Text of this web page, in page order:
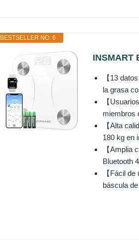
BESTSELLER NO. 6
INSMART
【13
la grasa
【
miembros
【Alta
180 kg en
【Amplia
Bluetooth
【Fácil
báscula